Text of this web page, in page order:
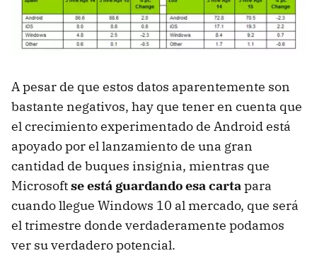
A pesar de que estos datos aparentemente son
bastante negativos, hay que tener en cuenta que
el crecimiento experimentado de Android está
apoyado por el lanzamiento de una gran
cantidad de buques insignia, mientras que
Microsoftse está guardando esa cartapara
cuando llegue Windows 10 al mercado, que será
el trimestre donde verdaderamente podamos
ver su verdadero potencial.